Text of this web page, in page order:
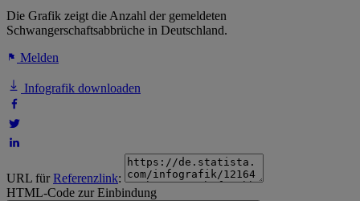
Die Grafik zeigt die Anzahl der gemeldeten
Schwangerschaftsabbrüche in Deutschland.
Melden
Infografik downloaden
URL fürReferenzlink:
HTML-Code zur Einbindung